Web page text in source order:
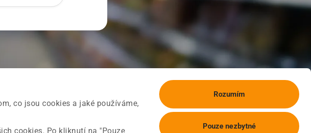
co jsou cookies a jaké používáme,
cookies. Po kliknutí na "Pouze
Rozumím
Pouze nezbytné